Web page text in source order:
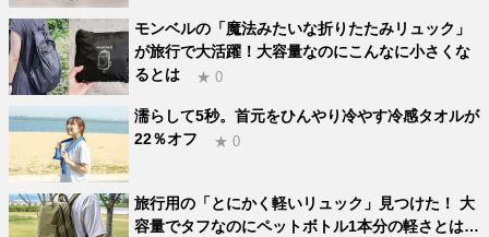
モンベルの「魔法みたいな折りたたみリュック」
が旅行で大活躍！大容量なのにこんなに小さくな
るとは
★ 0
濡らして5秒。首元をひんやり冷やす冷感タオルが
22％オフ
★ 0
旅行用の「とにかく軽いリュック」見つけた！ 大
容量でタフなのにペットボトル1本分の軽さとは…